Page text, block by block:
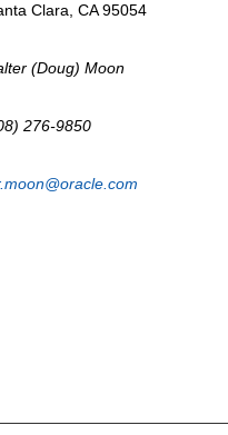
Clara, CA 95054
(Doug) Moon
276-9850